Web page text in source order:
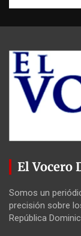
El Vocero
Somos un
precisión sobre
República